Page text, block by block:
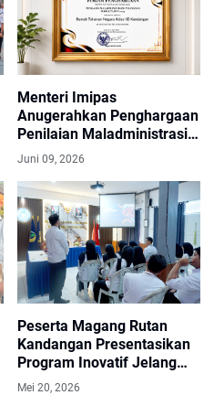
Menteri Imipas
Anugerahkan Penghargaan
Penilaian Maladministrasi
Pelayanan Publik Kategori
Baik kepada Rutan
Kandangan
Juni 09, 2026
Peserta Magang Rutan
Kandangan Presentasikan
Program Inovatif Jelang
Akhir Masa Magang
Mei 20, 2026